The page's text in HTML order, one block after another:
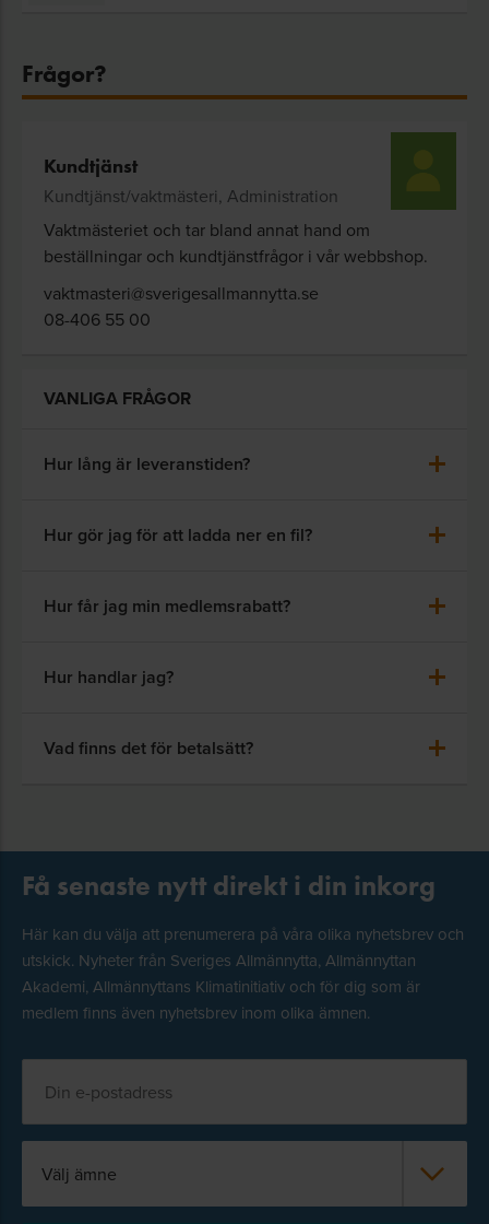
Frågor?
Kundtjänst
Kundtjänst/vaktmästeri, Administration
Vaktmästeriet och tar bland annat hand om
beställningar och kundtjänstfrågor i vår webbshop.
vaktmasteri@sverigesallmannytta.se
08-406 55 00
VANLIGA FRÅGOR
Hur lång är leveranstiden?
Hur gör jag för att ladda ner en fil?
Hur får jag min medlemsrabatt?
Hur handlar jag?
Vad finns det för betalsätt?
Få senaste nytt direkt i din inkorg
Här kan du välja att prenumerera på våra olika nyhetsbrev och
utskick. Nyheter från Sveriges Allmännytta, Allmännyttan
Akademi, Allmännyttans Klimatinitiativ och för dig som är
medlem finns även nyhetsbrev inom olika ämnen.
Välj ämne